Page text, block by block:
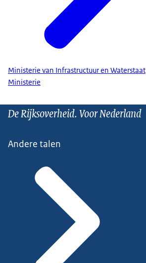
Ministerie van Infrastructuur en Waterstaat
Ministerie
De Rijksoverheid. Voor Nederland
Andere talen